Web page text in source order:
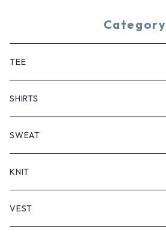
Category
TEE
SHORT SLEEVE
LONG SLEEVE
SHIRTS
SHORT SLEEVE
LONG SLEEVE
SWEAT
KNIT
VEST